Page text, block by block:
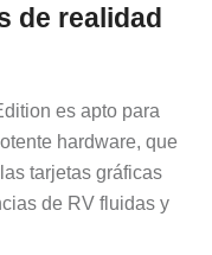
de realidad
es apto para
hardware, que
tarjetas gráficas
de RV fluidas y